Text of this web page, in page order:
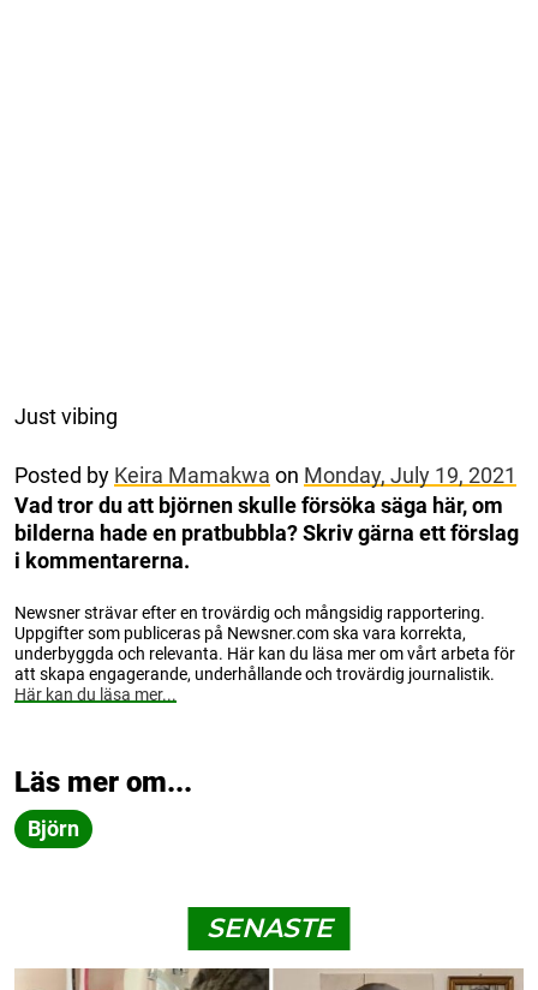
Just vibing
Posted by Keira Mamakwa on Monday, July 19, 2021
Vad tror du att björnen skulle försöka säga här, om
bilderna hade en pratbubbla? Skriv gärna ett förslag
i kommentarerna.
Newsner strävar efter en trovärdig och mångsidig rapportering.
Uppgifter som publiceras på Newsner.com ska vara korrekta,
underbyggda och relevanta. Här kan du läsa mer om vårt arbeta för
att skapa engagerande, underhållande och trovärdig journalistik.
Här kan du läsa mer...
Läs mer om...
Björn
SENASTE